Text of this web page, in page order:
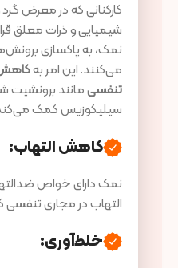
کارکنانی که در معرض گرد
شیمیایی و ذرات معلق
نمک، به پاکسازی
می‌کنند. این امر به
تنفسیمانند
سیلیکوزیس کمک
کاهش التهاب:
نمک دارای خواص
التهاب در مجاری
خلط‌آوری: